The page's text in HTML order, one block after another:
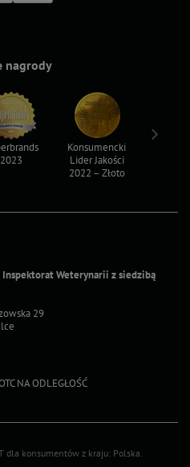
Inspektorat Weterynarii z siedzibą
29
NA ODLEGŁOŚĆ
nagrody
2023
Konsumencki
Lider Jakości
2022 – Złoto
dla konsumentów z kraju: Polska